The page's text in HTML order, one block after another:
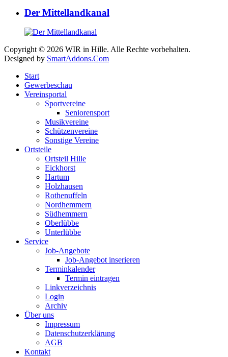
Der Mittellandkanal
Copyright © 2026 WIR in Hille. Alle Rechte vorbehalten.
Designed by SmartAddons.Com
Start
Gewerbeschau
Vereinsportal
Sportvereine
Seniorensport
Musikvereine
Schützenvereine
Sonstige Vereine
Ortsteile
Ortsteil Hille
Eickhorst
Hartum
Holzhausen
Rothenuffeln
Nordhemmern
Südhemmern
Oberlübbe
Unterlübbe
Service
Job-Angebote
Job-Angebot inserieren
Terminkalender
Termin eintragen
Linkverzeichnis
Login
Archiv
Über uns
Impressum
Datenschutzerklärung
AGB
Kontakt